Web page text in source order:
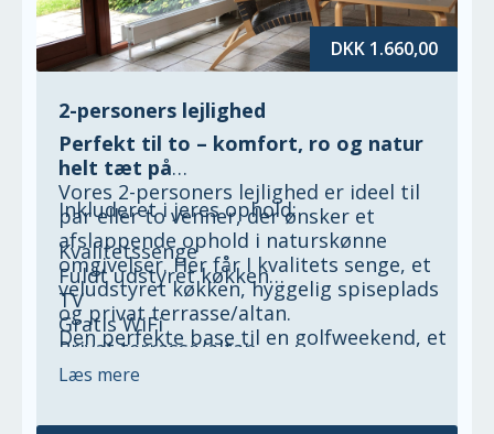
2-personers lejlighed
Perfekt til to – komfort, ro og natur
helt tæt på
Vores 2-personers lejlighed er ideel til
par eller to venner, der ønsker et
afslappende ophold i naturskønne
omgivelser. Her får I kvalitets senge, et
veludstyret køkken, hyggelig spiseplads
og privat terrasse/altan.
Den perfekte base til en golfweekend, et
romantisk ophold eller en miniferie ved
fjorden.
Inkluderet i jeres ophold:
Kvalitetssenge
Fuldt udstyret køkken
TV
Gratis WiFi
Privat terrasse/altan
Fri parkering
Læs mere
DKK 1.660,00